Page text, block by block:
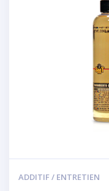
ADDITIF / ENTRETIEN